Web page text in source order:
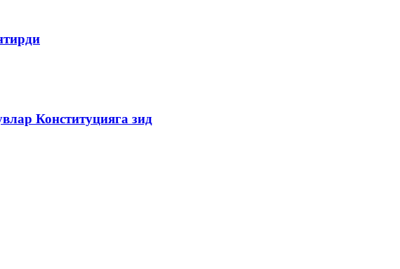
Конституцияга зид